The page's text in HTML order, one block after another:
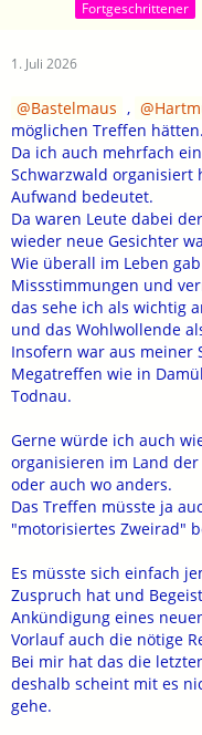
Fortgeschrittener
1. Juli 2026
Bastelmaus ,
möglichen Treffen
Da ich auch mehrfach
Schwarzwald organisiert
Aufwand bedeutet.
Da waren Leute dabei
wieder neue Gesichter
Wie überall im Leben
Missstimmungen und
das sehe ich als wichtig
und das Wohlwollende
Insofern war aus meiner
Megatreffen wie in
Todnau.
Gerne würde ich auch
organisieren im Land
oder auch wo anders.
Das Treffen müsste ja
"motorisiertes Zweirad"
Es müsste sich einfach
Zuspruch hat und
Ankündigung eines
Vorlauf auch die nötige
Bei mir hat das die
deshalb scheint mit es
gehe.